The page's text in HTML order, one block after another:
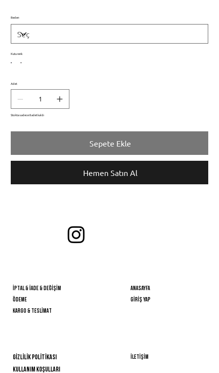
Beden
Kutu renk
Adet
Stokta sadece 8 adet kaldı
Sepete Ekle
Hemen Satın Al
GİZLİLİK POLİTİKASI
Kullanım Koşulları
İPTAL & İADE & DEĞİŞİM
ÖDEME
KARGO & TESLİMAT
Anasayfa
GİRİŞ YAP
İLETİŞİM